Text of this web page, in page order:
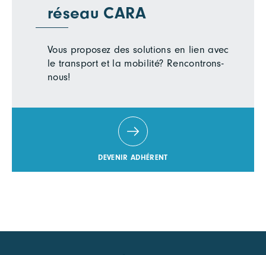
réseau CARA
Vous proposez des solutions en lien avec
le transport et la mobilité? Rencontrons-
nous!
DEVENIR ADHÉRENT